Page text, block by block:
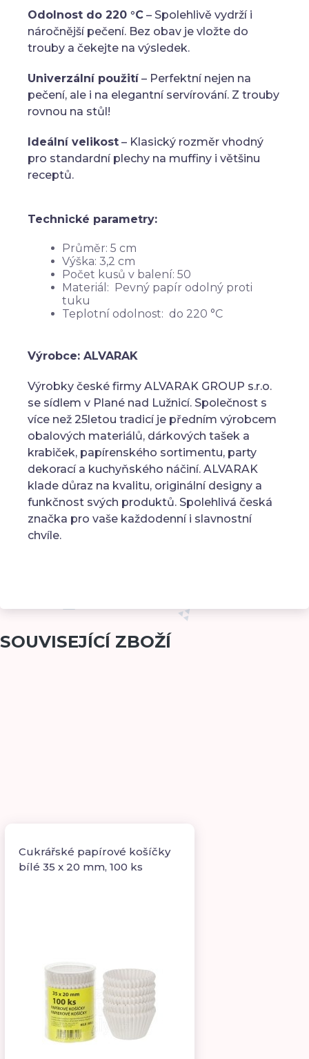
Odolnost do 220 °C – Spolehlivě vydrží i
náročnější pečení. Bez obav je vložte do
trouby a čekejte na výsledek.
Univerzální použití– Perfektní nejen na
pečení, ale i na elegantní servírování. Z trouby
rovnou na stůl!
Ideální velikost – Klasický rozměr vhodný
pro standardní plechy na muffiny i většinu
receptů.
Technické parametry:
Průměr: 5 cm
Výška: 3,2 cm
Počet kusů v balení: 50
Materiál: Pevný papír odolný proti
tuku
Teplotní odolnost: do 220 °C
Výrobce: ALVARAK
Výrobky české firmy ALVARAK GROUP s.r.o.
se sídlem v Plané nad Lužnicí. Společnost s
více než 25letou tradicí je předním výrobcem
obalových materiálů, dárkových tašek a
krabiček, papírenského sortimentu, party
dekorací a kuchyňského náčiní. ALVARAK
klade důraz na kvalitu, originální designy a
funkčnost svých produktů. Spolehlivá česká
značka pro vaše každodenní i slavnostní
chvíle.
SOUVISEJÍCÍ ZBOŽÍ
Cukrářské papírové košíčky
bílé 35 x 20 mm, 100 ks